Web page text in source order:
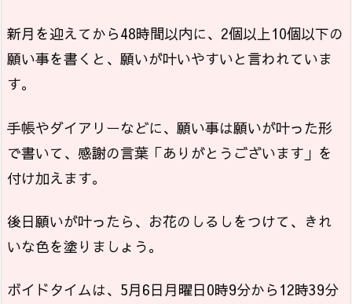
新月を迎えてから48時間以内に、2個以上10個以下の
願い事を書くと、願いが叶いやすいと言われていま
す。
手帳やダイアリーなどに、願い事は願いが叶った形
で書いて、感謝の言葉「ありがとうございます」を
付け加えます。
後日願いが叶ったら、お花のしるしをつけて、きれ
いな色を塗りましょう。
ボイドタイムは、5月6日月曜日0時9分から12時39分